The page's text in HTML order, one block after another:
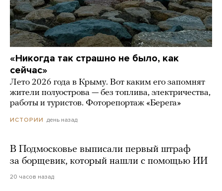
«Никогда так страшно не было, как
сейчас»
Лето 2026 года в Крыму. Вот каким его запомнят
жители полуострова — без топлива, электричества,
работы и туристов. Фоторепортаж «Берега»
ИСТОРИИ день назад
В Подмосковье выписали первый штраф
за борщевик, который нашли с помощью ИИ
20 часов назад